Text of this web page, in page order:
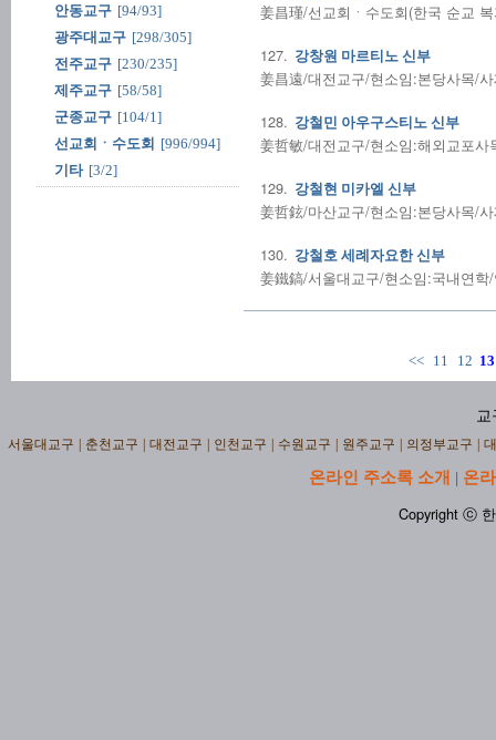
안동교구 [94/93]
광주대교구 [298/305]
전주교구 [230/235]
제주교구 [58/58]
군종교구 [104/1]
선교회ㆍ수도회 [996/994]
기타 [3/2]
姜昌瑾/선교회ㆍ수도회(한국 순교
127. 강창원 마르티노 신부
姜昌遠/대전교구/현소임:본당사목/
128. 강철민 아우구스티노 신부
姜哲敏/대전교구/현소임:해외교포사
129. 강철현 미카엘 신부
姜哲鉉/마산교구/현소임:본당사목/
130. 강철호 세례자요한 신부
姜鐵鎬/서울대교구/현소임:국내연
<< 11 12 13
교
서울대교구 춘천교구 대전교구 인천교구 수원교구 원주교구 의정부교구
온라인 주소록 소개 | 온
Copyright ⓒ